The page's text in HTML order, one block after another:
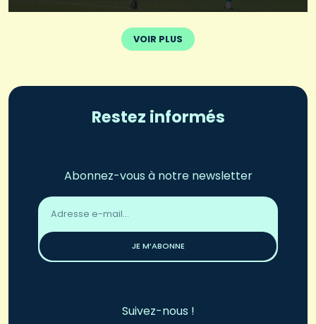
VOIR PLUS
Restez informés
Abonnez-vous à notre newsletter
Adresse
email
JE M’ABONNE
Suivez-nous !